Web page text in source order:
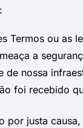
Termos ou as
a
de nossa
foi recebido
por justa